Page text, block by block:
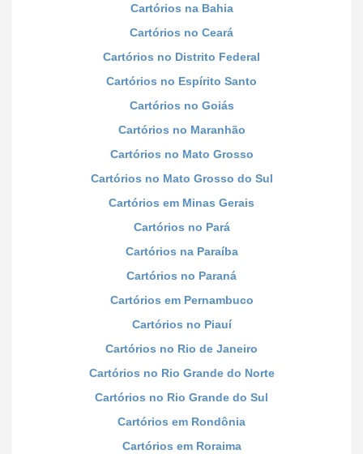
Cartórios na Bahia
Cartórios no Ceará
Cartórios no Distrito Federal
Cartórios no Espírito Santo
Cartórios no Goiás
Cartórios no Maranhão
Cartórios no Mato Grosso
Cartórios no Mato Grosso do Sul
Cartórios em Minas Gerais
Cartórios no Pará
Cartórios na Paraíba
Cartórios no Paraná
Cartórios em Pernambuco
Cartórios no Piauí
Cartórios no Rio de Janeiro
Cartórios no Rio Grande do Norte
Cartórios no Rio Grande do Sul
Cartórios em Rondônia
Cartórios em Roraima